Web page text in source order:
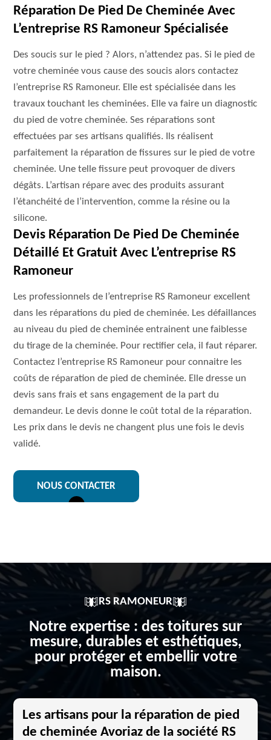
Réparation De Pied De Cheminée Avec
L’entreprise RS Ramoneur Spécialisée
Des soucis sur le pied ? Alors, n’attendez pas. Si le pied de
votre cheminée vous cause des soucis alors contactez
l’entreprise RS Ramoneur. Elle est spécialisée dans les
travaux touchant les cheminées. Elle va faire un diagnostic
du pied de votre cheminée. Ses réparations sont
effectuées par ses artisans qualifiés. Ils réalisent
parfaitement la réparation de fissures sur le pied de votre
cheminée. Une telle fissure peut provoquer de divers
dégâts. L’artisan répare avec des produits assurant
l’étanchéité de l’intervention, comme la résine ou la
silicone.
Devis Réparation De Pied De Cheminée
Détaillé Et Gratuit Avec L’entreprise RS
Ramoneur
Les professionnels de l’entreprise RS Ramoneur excellent
dans les réparations du pied de cheminée. Les défaillances
au niveau du pied de cheminée entrainent une faiblesse
du tirage de la cheminée. Pour rectifier cela, il faut réparer.
Contactez l’entreprise RS Ramoneur pour connaitre les
coûts de réparation de pied de cheminée. Elle dresse un
devis sans frais et sans engagement de la part du
demandeur. Le devis donne le coût total de la réparation.
Les prix dans le devis ne changent plus une fois le devis
validé.
NOUS CONTACTER
RS RAMONEUR
Notre expertise : des toitures sur
mesure, durables et esthétiques,
pour protéger et embellir votre
maison.
Les artisans pour la réparation de pied
de cheminée Avoriaz de la société RS